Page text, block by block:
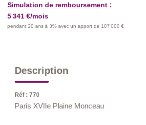
EVALUATION
Simulation de remboursement :
5 341 €/mois
pendant 20 ans à 3% avec un apport de 107 000 €
Description
Réf : 770
Paris XVIIe Plaine Monceau